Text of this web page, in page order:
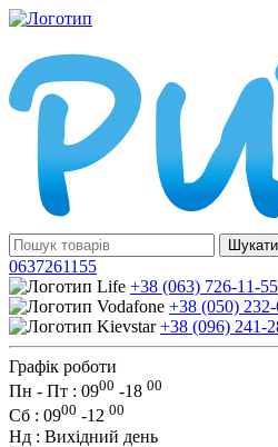
0637261155
+38 (063) 726-11-55
+38 (050)
+38 (096) 241-
Графік роботи
Пн - Пт : 0900 -18 00
Сб : 0900 -12 00
Нд : Вихідний день